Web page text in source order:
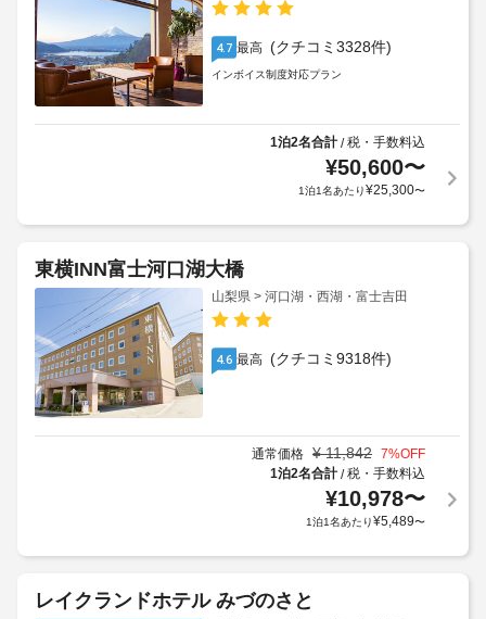
4.7 最高 (クチコミ3328件)
インボイス制度対応プラン
1泊2名合計/税・手数料込
¥50,600〜
1泊1名あたり¥25,300〜
東横INN富士河口湖大橋
山梨県 > 河口湖・西湖・富士吉田
4.6 最高 (クチコミ9318件)
通常価格 ¥ 11,842 7%OFF
1泊2名合計/税・手数料込
¥10,978〜
1泊1名あたり¥5,489〜
レイクランドホテル みづのさと